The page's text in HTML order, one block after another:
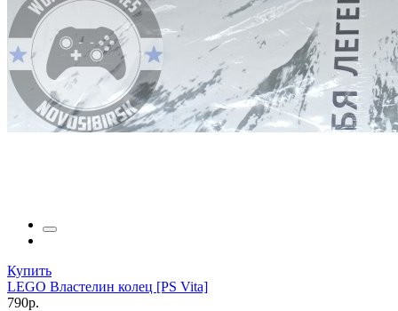
Купить
LEGO Властелин колец [PS Vita]
790р.